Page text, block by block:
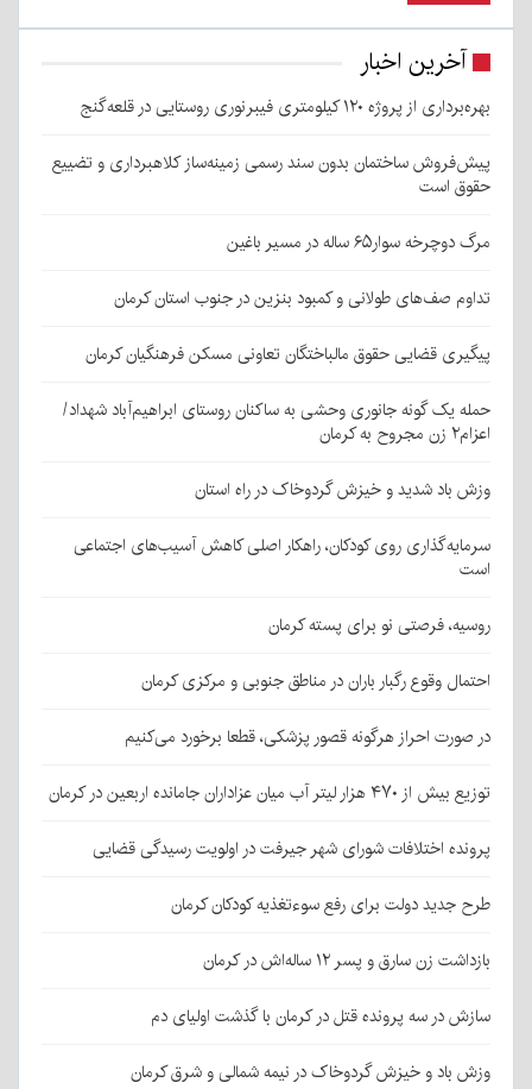
آخرین اخبار
بهره‌برداری از پروژه ۱۲۰ کیلومتری فیبرنوری روستایی در قلعه‌گنج
پیش‌فروش ساختمان بدون سند رسمی زمینه‌ساز کلاهبرداری و تضییع
حقوق است
مرگ دوچرخه سوار۶۵ ساله در مسیر باغین
تداوم صف‌های طولانی و کمبود بنزین در جنوب استان کرمان
پیگیری قضایی حقوق مالباختگان تعاونی مسکن فرهنگیان کرمان
حمله یک گونه جانوری وحشی به ساکنان روستای ابراهیم‌آباد شهداد/
اعزام۲ زن مجروح به کرمان
وزش باد شدید و خیزش گردوخاک در راه استان
سرمایه‌گذاری روی کودکان، راهکار اصلی کاهش آسیب‌های اجتماعی
است
روسیه، فرصتی نو برای پسته کرمان
احتمال وقوع رگبار باران در مناطق جنوبی و مرکزی کرمان
در صورت احراز هرگونه قصور پزشکی، قطعا برخورد می‌کنیم
توزیع بیش از ۴۷۰ هزار لیتر آب میان عزاداران جامانده اربعین در کرمان
پرونده اختلافات شورای شهر جیرفت در اولویت رسیدگی قضایی
طرح جدید دولت برای رفع سوءتغذیه کودکان کرمان
بازداشت زن سارق و پسر ۱۲ ساله‌اش در کرمان
سازش در سه پرونده قتل در کرمان با گذشت اولیای دم
وزش باد و خیزش گردوخاک در نیمه شمالی و شرق کرمان